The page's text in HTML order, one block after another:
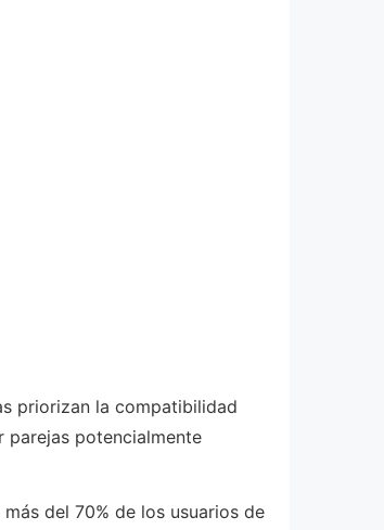
priorizan la compatibilidad
potencialmente
del 70% de los usuarios de